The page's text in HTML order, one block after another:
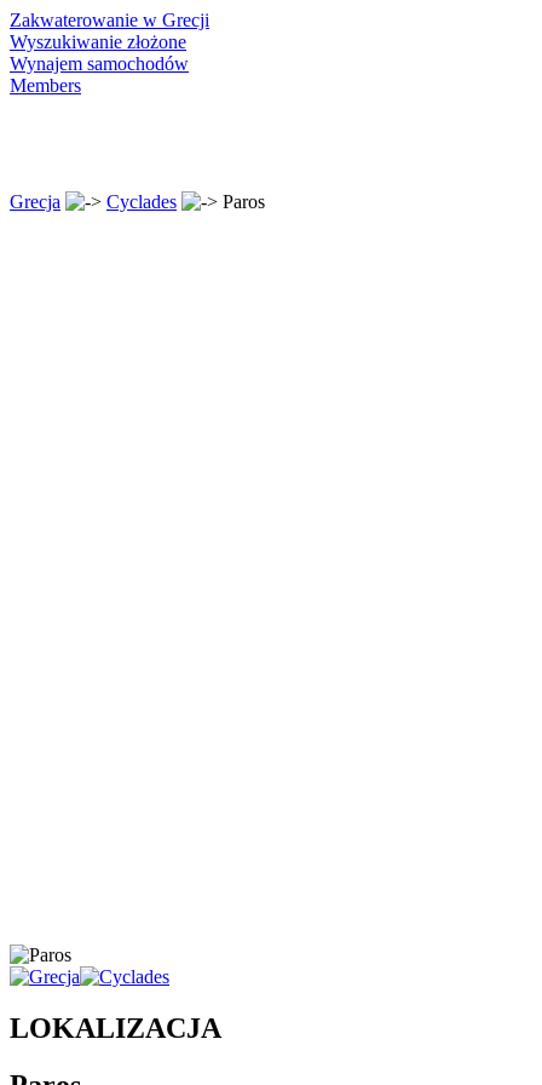
Zakwaterowanie w Grecji
Wyszukiwanie złożone
Wynajem samochodów
Members
Grecja Cyclades Paros
LOKALIZACJA